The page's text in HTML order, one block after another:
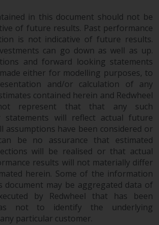
in this document should not be
of future results. Past performance
is not indicative of future results.
can go down as well as up.
and forward looking statements
either for modelling purposes, to
and/or calculation of any
contained herein and Redwheel
represent that that any such
statements will reflect actual future
assumptions have been considered or
be no assurance that estimated
will be realised or that actual
results will not materially differ
herein. Some of the information
document may be aggregated data of
by Redwheel that has been
not to identify the underlying
particular customer.